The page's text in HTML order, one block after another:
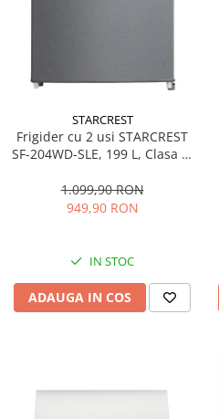
STARCREST
Frigider cu 2 usi STARCREST
SF-204WD-SLE, 199 L, Clasa E,
Termostat Ajustabil, Usi
reversibile, H 143 cm, Argintiu
1.099,90 RON
949,90 RON
IN STOC
ADAUGA IN COS